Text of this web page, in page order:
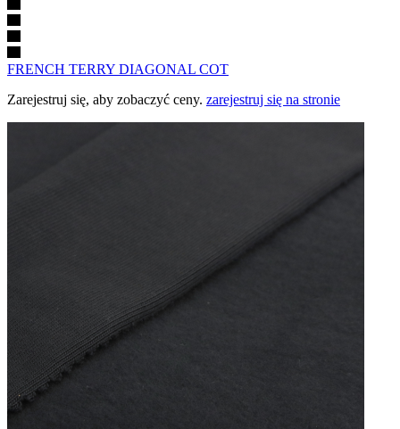
FRENCH TERRY DIAGONAL COT
Zarejestruj się, aby zobaczyć ceny. zarejestruj się na stronie